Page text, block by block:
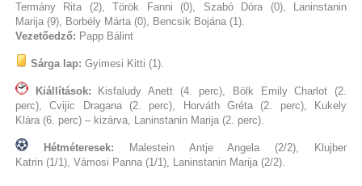
Termány Rita (2), Török Fanni (0), Szabó Dóra (0), Laninstanin
Marija (9), Borbély Márta (0), Bencsik Bojána (1).
Vezetőedző: Papp Bálint
Sárga lap: Gyimesi Kitti (1).
Kiállítások:
Kisfaludy Anett (4. perc), Bölk Emily Charlot (2.
perc), Cvijic Dragana (2. perc), Horváth Gréta (2. perc), Kukely
Klára (6. perc) – kizárva, Laninstanin Marija (2. perc).
Hétméteresek:
Malestein Antje Angela (2/2), Klujber
Katrin (1/1), Vámosi Panna (1/1), Laninstanin Marija (2/2).